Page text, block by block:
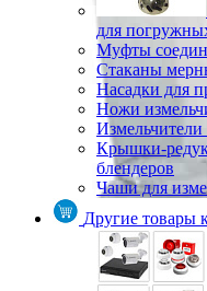
для
Муфты
Стаканы
Насадки для
Ножи
Крышки-
блендеров
Чаши для
Другие товары